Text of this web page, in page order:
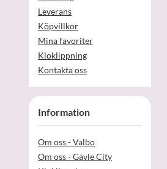
Leverans
Köpvillkor
Mina favoriter
Kloklippning
Kontakta oss
Information
Om oss - Valbo
Om oss - Gävle City